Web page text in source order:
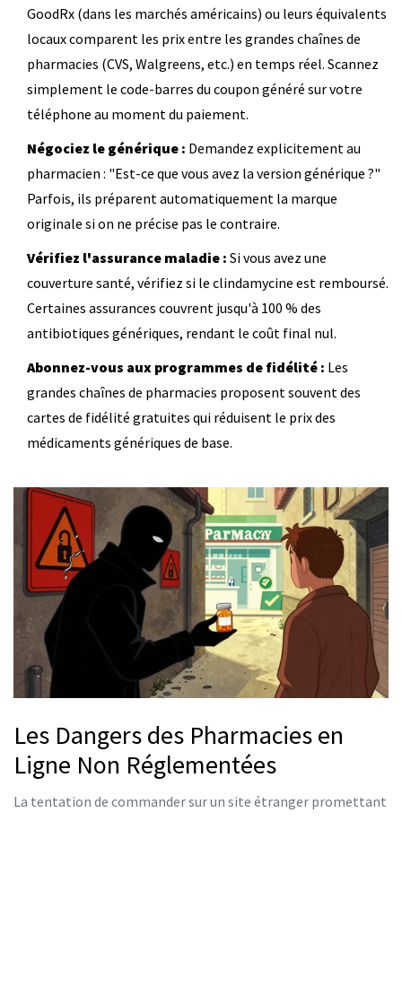
GoodRx (dans les marchés américains) ou leurs équivalents
locaux comparent les prix entre les grandes chaînes de
pharmacies (CVS, Walgreens, etc.) en temps réel. Scannez
simplement le code-barres du coupon généré sur votre
téléphone au moment du paiement.
Négociez le générique : Demandez explicitement au
pharmacien : "Est-ce que vous avez la version générique ?"
Parfois, ils préparent automatiquement la marque
originale si on ne précise pas le contraire.
Vérifiez l'assurance maladie : Si vous avez une
couverture santé, vérifiez si le clindamycine est remboursé.
Certaines assurances couvrent jusqu'à 100 % des
antibiotiques génériques, rendant le coût final nul.
Abonnez-vous aux programmes de fidélité : Les
grandes chaînes de pharmacies proposent souvent des
cartes de fidélité gratuites qui réduisent le prix des
médicaments génériques de base.
Les Dangers des Pharmacies en
Ligne Non Réglementées
La tentation de commander sur un site étranger promettant